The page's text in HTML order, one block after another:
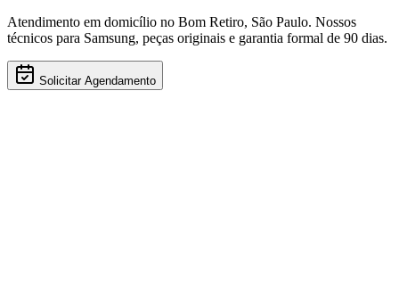
Atendimento em domicílio no Bom Retiro, São Paulo. Nossos
técnicos para Samsung, peças originais e garantia formal de 90 dias.
Solicitar Agendamento